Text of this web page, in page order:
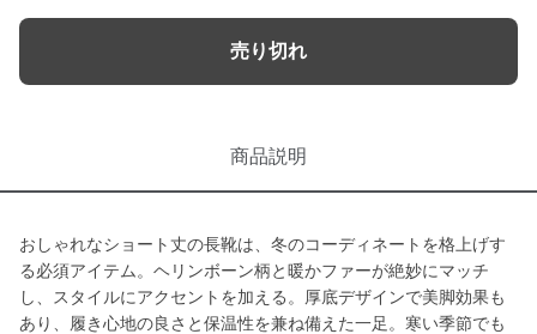
売り切れ
商品説明
おしゃれなショート丈の長靴は、冬のコーディネートを格上げす
る必須アイテム。ヘリンボーン柄と暖かファーが絶妙にマッチ
し、スタイルにアクセントを加える。厚底デザインで美脚効果も
あり、履き心地の良さと保温性を兼ね備えた一足。寒い季節でも